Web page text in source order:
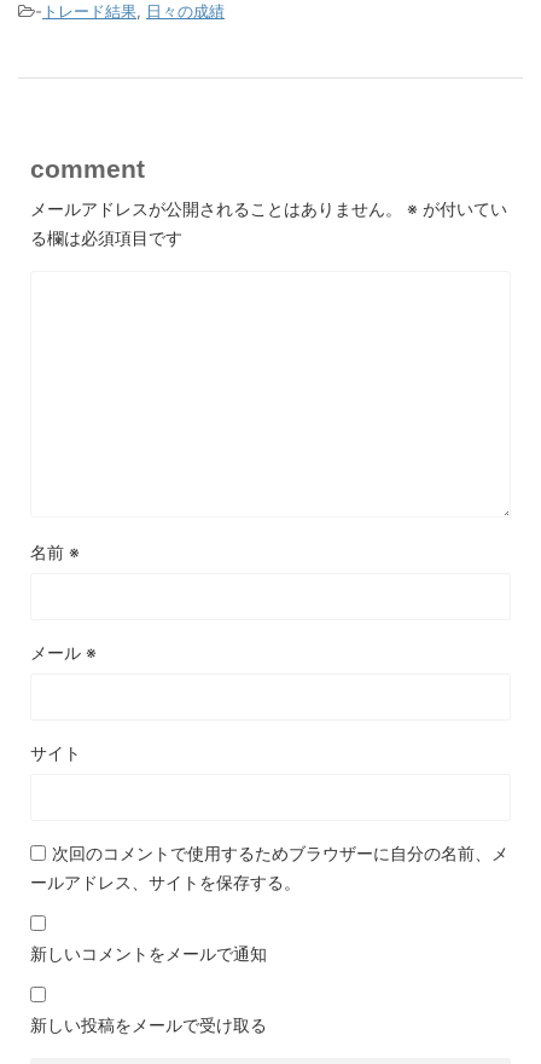
- トレード結果, 日々の成績
comment
メールアドレスが公開されることはありません。 ※ が付いてい
る欄は必須項目です
名前 ※
メール ※
サイト
次回のコメントで使用するためブラウザーに自分の名前、メ
ールアドレス、サイトを保存する。
新しいコメントをメールで通知
新しい投稿をメールで受け取る